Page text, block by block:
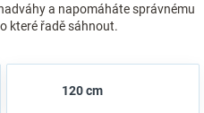
a napomáháte správnému
které řadě sáhnout.
120 cm